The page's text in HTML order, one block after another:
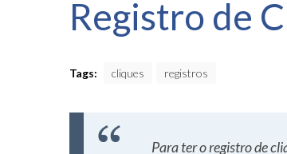
Registro de
Tags: cliques registros
Para ter o registro de